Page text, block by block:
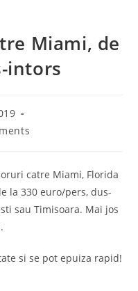
Miami, de
intors
catre Miami, Florida
la 330 euro/pers, dus-
sau Timisoara. Mai jos
si se pot epuiza rapid!